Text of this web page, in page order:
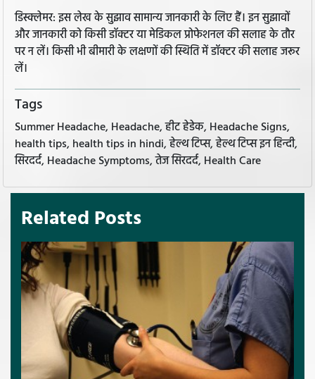
डिस्क्लेमर: इस लेख के सुझाव सामान्य जानकारी के लिए हैं। इन सुझावों
और जानकारी को किसी डॉक्टर या मेडिकल प्रोफेशनल की सलाह के तौर
पर न लें। किसी भी बीमारी के लक्षणों की स्थिति में डॉक्टर की सलाह जरूर
लें।
Tags
Summer Headache, Headache, हीट हेडेक, Headache Signs,
health tips, health tips in hindi, हेल्थ टिप्स, हेल्थ टिप्स इन हिन्दी,
सिरदर्द, Headache Symptoms, तेज सिरदर्द, Health Care
Related Posts